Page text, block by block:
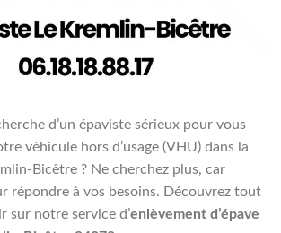
d’un épaviste sérieux pour vous
véhicule hors d’usage (VHU) dans la
Bicêtre ? Ne cherchez plus, car
répondre à vos besoins. Découvrez tout
sur notre service d’enlèvement d’épave